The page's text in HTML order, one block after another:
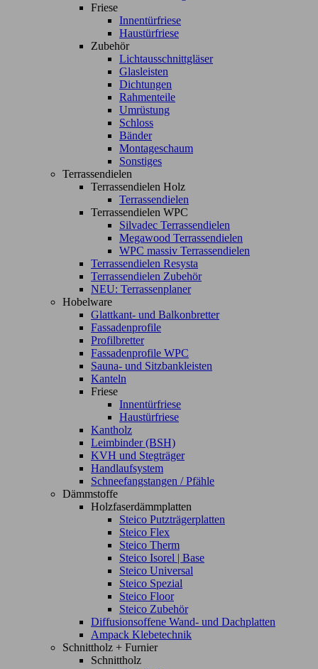
Friese
Innentürfriese
Haustürfriese
Zubehör
Lichtausschnittgläser
Glasleisten
Dichtungen
Rahmenteile
Umrüstung
Schloss
Bänder
Montageschaum
Sonstiges
Terrassendielen
Terrassendielen Holz
Terrassendielen
Terrassendielen WPC
Silvadec Terrassendielen
Megawood Terrassendielen
WPC massiv Terrassendielen
Terrassendielen Resysta
Terrassendielen Zubehör
NEU: Terrassenplaner
Hobelware
Glattkant- und Balkonbretter
Fassadenprofile
Profilbretter
Fassadenprofile WPC
Sauna- und Sitzbankleisten
Kanteln
Friese
Innentürfriese
Haustürfriese
Kantholz
Leimbinder (BSH)
KVH und Stegträger
Handlaufsystem
Schneefangstangen / Pfähle
Dämmstoffe
Holzfaserdämmplatten
Steico Putzträgerplatten
Steico Flex
Steico Therm
Steico Isorel | Base
Steico Universal
Steico Spezial
Steico Floor
Steico Zubehör
Diffusionsoffene Wand- und Dachplatten
Ampack Klebetechnik
Schnittholz + Furnier
Schnittholz